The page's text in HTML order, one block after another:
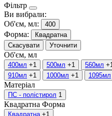
Фільтр
Ви вибрали:
Об'єм, мл:
400
Форма:
Квадратна
Скасувати
Уточнити
Об'єм, мл
400мл +1 500мл +1 560мл +1
910мл +1 1000мл +1 1095мл
Матеріал
ПС - полістирол 1
Квадратна Форма
Квадратна +1